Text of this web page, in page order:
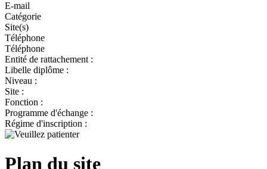
E-mail
Catégorie
Site(s)
Téléphone
Téléphone
Entité de rattachement :
Libelle diplôme :
Niveau :
Site :
Fonction :
Programme d'échange :
Régime d'inscription :
Plan du site